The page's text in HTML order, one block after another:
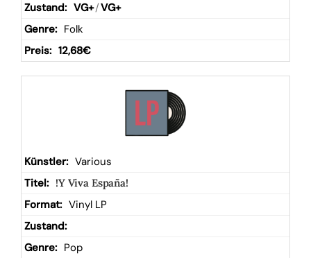
VG+/VG+
Folk
12,68€
Various
!Y Viva España!
Vinyl LP
Pop